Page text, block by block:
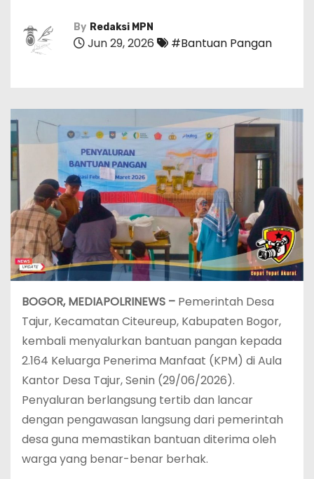
By Redaksi MPN
Jun 29, 2026 #Bantuan Pangan
BOGOR, MEDIAPOLRINEWS – Pemerintah Desa
Tajur, Kecamatan Citeureup, Kabupaten Bogor,
kembali menyalurkan bantuan pangan kepada
2.164 Keluarga Penerima Manfaat (KPM) di Aula
Kantor Desa Tajur, Senin (29/06/2026).
Penyaluran berlangsung tertib dan lancar
dengan pengawasan langsung dari pemerintah
desa guna memastikan bantuan diterima oleh
warga yang benar-benar berhak.